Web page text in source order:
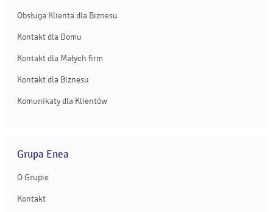
Obsługa Klienta dla Biznesu
Kontakt dla Domu
Kontakt dla Małych firm
Kontakt dla Biznesu
Komunikaty dla Klientów
Grupa Enea
O Grupie
Kontakt